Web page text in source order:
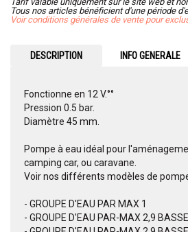
Tous nos articles bénéficient d'une période
Voir conditions générales de vente pour
DESCRIPTION INFO GENERALE
Fonctionne en 12 V.°°
Pression 0.5 bar.
Diamètre 45 mm.
Pompe à eau idéal pour
camping car, ou caravane.
Voir nos différents modèles de
- GROUPE D'EAU PAR MAX 1
- GROUPE D'EAU PAR-MAX 2,9